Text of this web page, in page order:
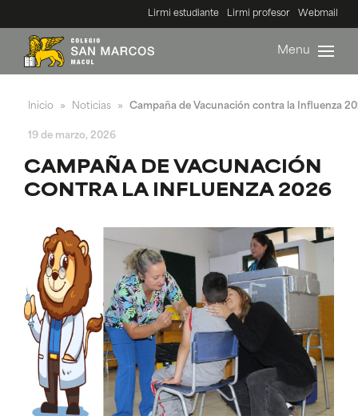
Lirmi estudiante Lirmi profesor Webmail
Menu
Inicio » Noticias » Campaña de Vacunación contra la Influenza
19 de marzo, 2026
CAMPAÑA DE VACUNACIÓN
CONTRA LA INFLUENZA 2026